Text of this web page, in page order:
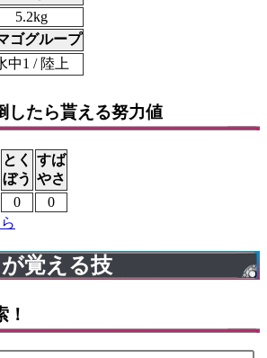
5.2kg
ゴグループ
中1 / 陸上
したら貰える努力値
とく
ぼう
すば
やさ
0
0
覚える技
！